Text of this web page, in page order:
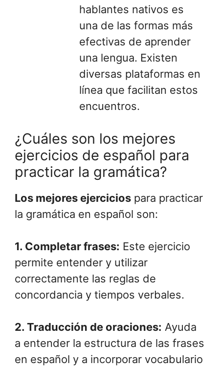
hablantes nativos es
una de las formas más
efectivas de aprender
una lengua. Existen
diversas plataformas en
línea que facilitan estos
encuentros.
¿Cuáles son los mejores
ejercicios de español para
practicar la gramática?
Los mejores ejercicios para practicar
la gramática en español son:
1. Completar frases: Este ejercicio
permite entender y utilizar
correctamente las reglas de
concordancia y tiempos verbales.
2. Traducción de oraciones: Ayuda
a entender la estructura de las frases
en español y a incorporar vocabulario